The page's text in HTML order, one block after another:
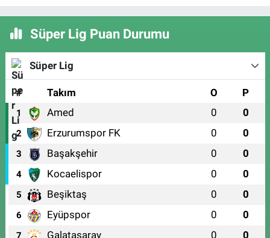
Süper Lig Puan Durumu
Süper Lig
# Takım O P
1 Amed 0 0
2 Erzurumspor FK 0 0
3 Başakşehir 0 0
4 Kocaelispor 0 0
5 Beşiktaş 0 0
6 Eyüpspor 0 0
Galatasaray 0 0